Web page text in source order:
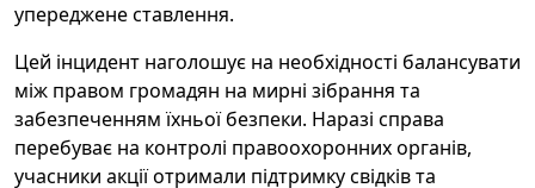
упереджене ставлення.
Цей інцидент наголошує на необхідності балансувати
між правом громадян на мирні зібрання та
забезпеченням їхньої безпеки. Наразі справа
перебуває на контролі правоохоронних органів,
учасники акції отримали підтримку свідків та